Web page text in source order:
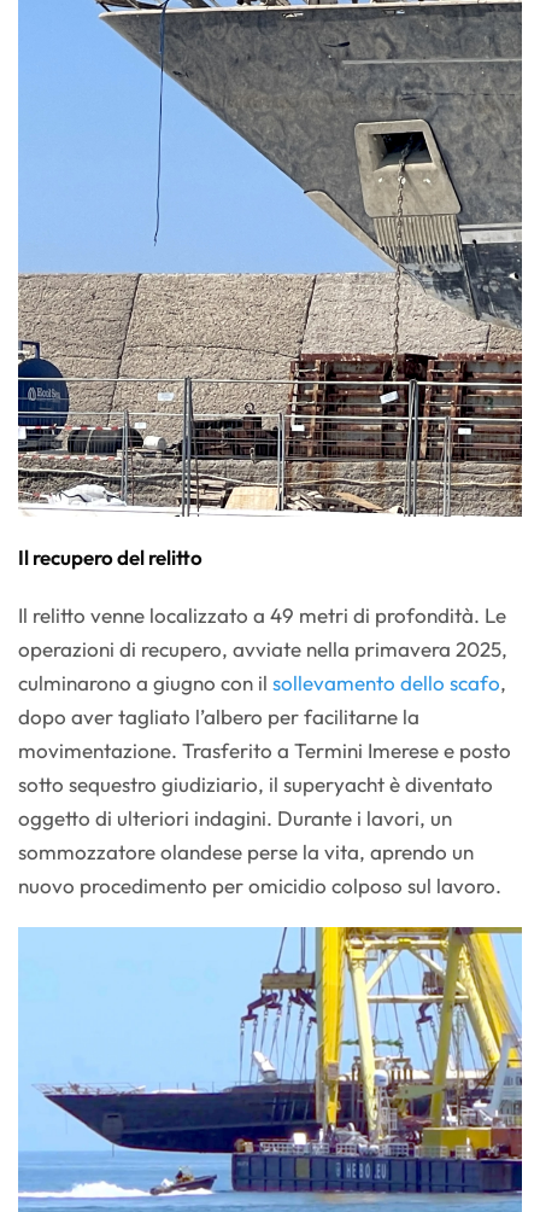
Il recupero del relitto
Il relitto venne localizzato a 49 metri di profondità. Le
operazioni di recupero, avviate nella primavera 2025,
culminarono a giugno con il sollevamento dello scafo,
dopo aver tagliato l’albero per facilitarne la
movimentazione. Trasferito a Termini Imerese e posto
sotto sequestro giudiziario, il superyacht è diventato
oggetto di ulteriori indagini. Durante i lavori, un
sommozzatore olandese perse la vita, aprendo un
nuovo procedimento per omicidio colposo sul lavoro.